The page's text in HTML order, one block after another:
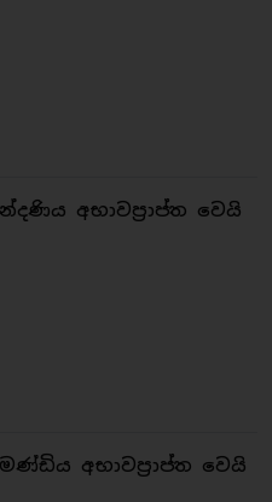
අභාවප්‍රාප්ත වෙයි
අභාවප්‍රාප්ත වෙයි